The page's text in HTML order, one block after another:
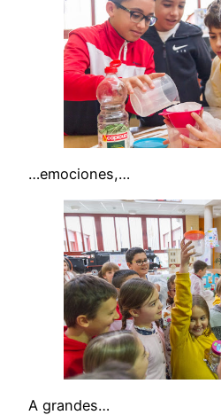
…emociones,…
A grandes…